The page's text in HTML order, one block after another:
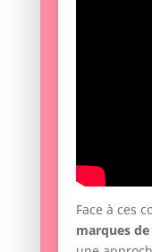
Face à ces
marques